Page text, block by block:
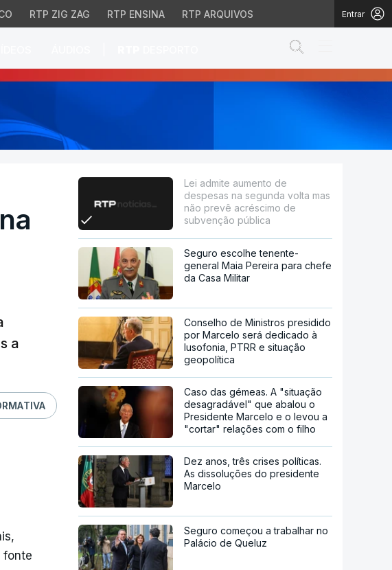
RTP ZIG ZAG RTP ENSINA RTP ARQUIVOS Entrar
volta mas não
a
fonte
Lei admite aumento de
despesas na segunda volta mas
não prevê acréscimo de
subvenção pública
Seguro escolhe tenente-
general Maia Pereira para chefe
da Casa Militar
Conselho de Ministros presidido
por Marcelo será dedicado à
lusofonia, PTRR e situação
geopolítica
Caso das gémeas. A "situação
desagradável" que abalou o
Presidente Marcelo e o levou a
"cortar" relações com o filho
Dez anos, três crises políticas.
As dissoluções do presidente
Marcelo
Seguro começou a trabalhar no
Palácio de Queluz